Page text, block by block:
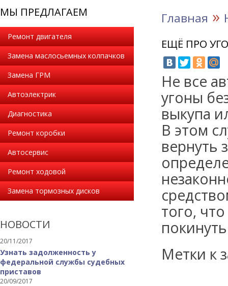
МЫ ПРЕДЛАГАЕМ
Ремонт двигателя
Замена маслосьемных колпачков
Замена ГРМ
Автоэлектрик
Диагностика
Ремонт коробки
Автосервис
Ремонт ходовой
Замена тормозных дисков
НОВОСТИ
20/11/2017
Узнать задолженность у
федеральной службы судебных
приставов
20/09/2017
Главная »
ЕЩЁ ПРО
Не все
угоны
выкупа
В этом
вернуть
того,
Метки к